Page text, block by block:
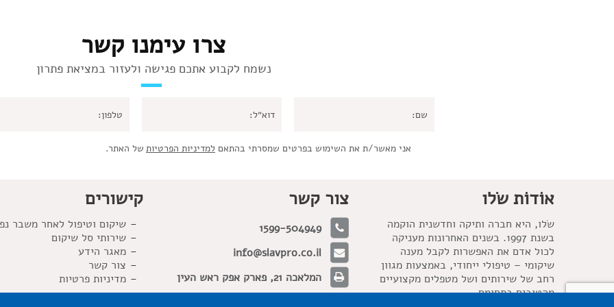
צרו עימנו קשר
נשמח לקבוע אתכם פגישה ולעזור במציאת פתרון
אני מאשר/ת את השימוש בפרטים שמסרתי בהתאם למדיניות הפרטיות של האתר.
אוֹדוֹת שׂלו
שׂלו, היא חברה ותיקה וחדשנית הוקמה
בשנת 1997. בשנים האחרונות מעניקה
לכול אדם את האפשרות לקבל מענה
שיקומי – טיפולי ייחודי, באמצעות מגוון
רחב של שירותים ושל מטפלים מקצועיים
מהטובים בתחומם.
צור קשר
1599-504949
info@slavpro.co.il
המלאכה 21, פארק אפק ראש העין
קישורים
שיקום וטיפול לאחר משבר
שירותי סל שיקום
מאגר הידע
צור קשר
מדיניות פרטיות